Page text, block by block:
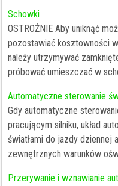
Schowki
OSTROŻNIE Aby uniknąć
pozostawiać kosztowności
należy utrzymywać
próbować umieszczać w
Automatyczne sterowanie
Gdy automatyczne
pracującym silniku, układ
światłami do jazdy dziennej
zewnętrznych warunków
Przerywanie i wznawianie